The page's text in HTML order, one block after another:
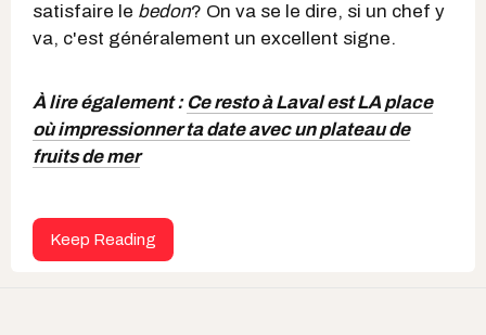
satisfaire le bedon? On va se le dire, si un chef y
va, c'est généralement un excellent signe.
À lire également : Ce resto à Laval est LA place
où impressionner ta date avec un plateau de
fruits de mer
Keep Reading